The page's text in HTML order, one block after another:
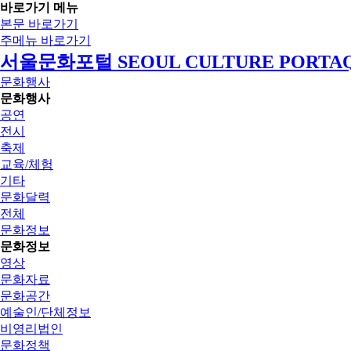
바로가기 메뉴
본문 바로가기
주메뉴 바로가기
서울문화포털 SEOUL CULTURE
문화행사
문화행사
공연
전시
축제
교육/체험
기타
문화달력
전체
문화정보
문화정보
영상
문화자료
문화공간
예술인/단체정보
비영리법인
문화정책